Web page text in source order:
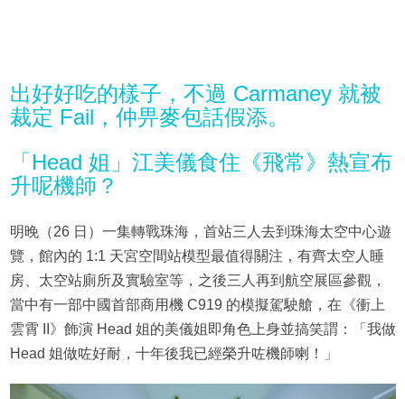
出好好吃的樣子，不過 Carmaney 就被
裁定 Fail，仲畀麥包話假添。
「Head 姐」江美儀食住《飛常》熱宣布
升呢機師？
明晚（26 日）一集轉戰珠海，首站三人去到珠海太空中心遊
覽，館內的 1:1 天宮空間站模型最值得關注，有齊太空人睡
房、太空站廁所及實驗室等，之後三人再到航空展區參觀，
當中有一部中國首部商用機 C919 的模擬駕駛艙，在《衝上
雲霄 II》飾演 Head 姐的美儀姐即角色上身並搞笑謂：「我做
Head 姐做咗好耐，十年後我已經榮升咗機師喇！」